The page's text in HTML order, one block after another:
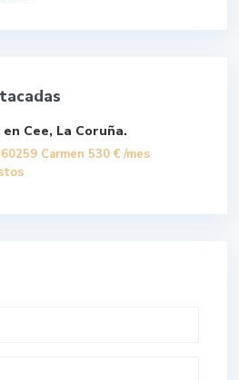
en Cee, La Coruña.
Carmen 530 € /mes